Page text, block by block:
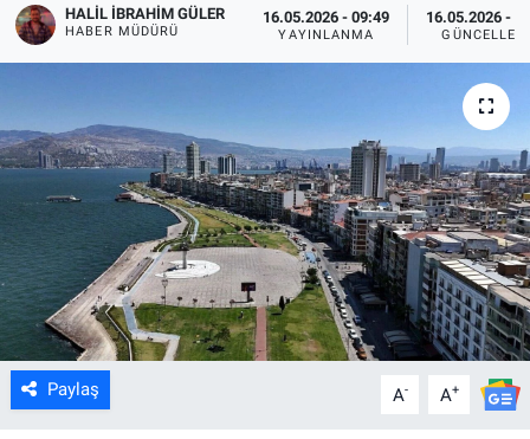
HALIL İBRAHIM GÜLER
HABER MÜDÜRÜ
16.05.2026 - 09:49
YAYINLANMA
16.05.2026 -
Paylaş A- A+